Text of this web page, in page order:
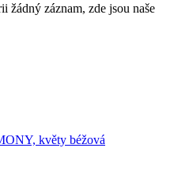
žádný záznam, zde jsou naše